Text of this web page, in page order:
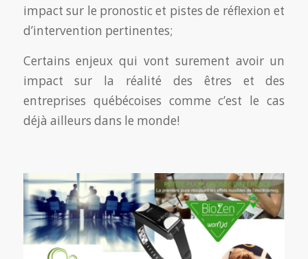
impact sur le pronostic et pistes de réflexion et
d’intervention pertinentes;
Certains enjeux qui vont surement avoir un
impact sur la réalité des êtres et des
entreprises québécoises comme c’est le cas
déjà ailleurs dans le monde!